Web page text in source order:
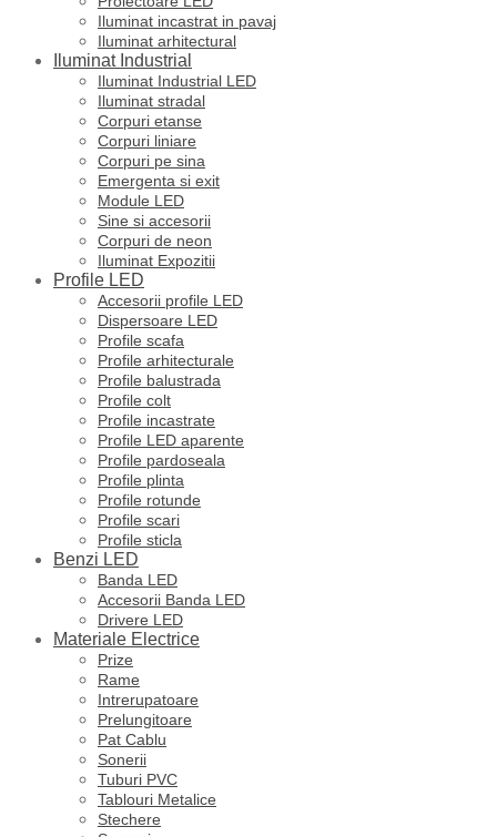
Iluminat incastrat in pavaj
Iluminat arhitectural
Iluminat Industrial
Iluminat Industrial LED
Iluminat stradal
Corpuri etanse
Corpuri liniare
Corpuri pe sina
Emergenta si exit
Module LED
Sine si accesorii
Corpuri de neon
Iluminat Expozitii
Profile LED
Accesorii profile LED
Dispersoare LED
Profile scafa
Profile arhitecturale
Profile balustrada
Profile colt
Profile incastrate
Profile LED aparente
Profile pardoseala
Profile plinta
Profile rotunde
Profile scari
Profile sticla
Benzi LED
Banda LED
Accesorii Banda LED
Drivere LED
Materiale Electrice
Prize
Rame
Intrerupatoare
Prelungitoare
Pat Cablu
Sonerii
Tuburi PVC
Tablouri Metalice
Stechere